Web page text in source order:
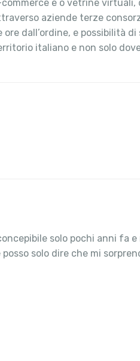
e o vetrine
aziende terze
dall’ordine, e possibilità
italiano e non solo
solo pochi anni fa
solo dire che mi